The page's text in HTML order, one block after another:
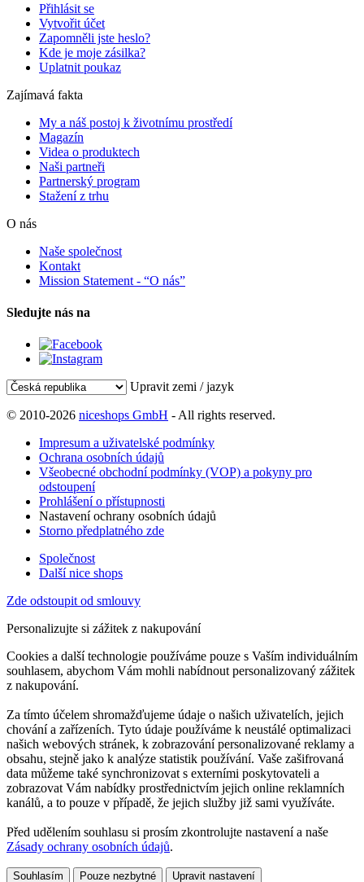
Přihlásit se
Vytvořit účet
Zapomněli jste heslo?
Kde je moje zásilka?
Uplatnit poukaz
Zajímavá fakta
My a náš postoj k životnímu prostředí
Magazín
Videa o produktech
Naši partneři
Partnerský program
Stažení z trhu
O nás
Naše společnost
Kontakt
Mission Statement - “O nás”
Sledujte nás na
Upravit zemi / jazyk
© 2010-2026 niceshops GmbH - All rights reserved.
Impresum a uživatelské podmínky
Ochrana osobních údajů
Všeobecné obchodní podmínky (VOP) a pokyny pro
odstoupení
Prohlášení o přístupnosti
Nastavení ochrany osobních údajů
Storno předplatného zde
Společnost
Další nice shops
Zde odstoupit od smlouvy
Personalizujte si zážitek z nakupování
Cookies a další technologie používáme pouze s Vaším individuálním
souhlasem, abychom Vám mohli nabídnout personalizovaný zážitek
z nakupování.
Za tímto účelem shromažďujeme údaje o našich uživatelích, jejich
chování a zařízeních. Tyto údaje používáme k neustálé optimalizaci
našich webových stránek, k zobrazování personalizované reklamy a
obsahu, stejně jako k analýze statistik používání. Vaše zašifrovaná
data můžeme také synchronizovat s externími poskytovateli a
zobrazovat Vám nabídky prostřednictvím jejich online reklamních
kanálů, a to pouze v případě, že jejich služby již sami využíváte.
Před udělením souhlasu si prosím zkontrolujte nastavení a naše
Zásady ochrany osobních údajů.
Souhlasím Pouze nezbytné Upravit nastavení